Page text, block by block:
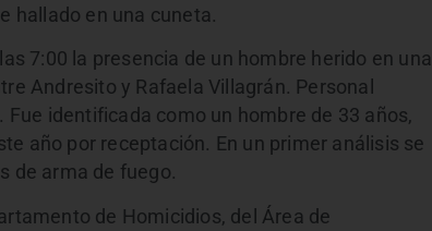
hallado en una cuneta.
7:00 la presencia de un hombre herido en una
Andresito y Rafaela Villagrán. Personal
identificada como un hombre de 33 años,
año por receptación. En un primer análisis se
de arma de fuego.
de Homicidios, del Área de